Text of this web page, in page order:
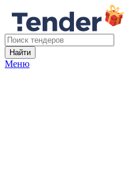
Найти
Меню